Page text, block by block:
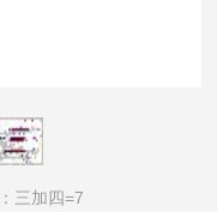
三加四=7